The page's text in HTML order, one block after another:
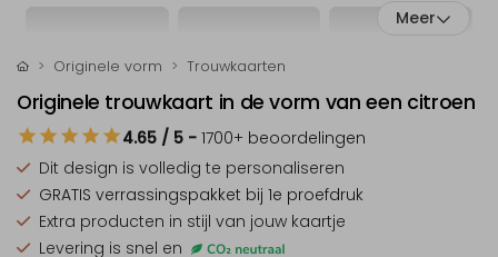
Meer
Originele vorm Trouwkaarten
Originele trouwkaart in de vorm van een citroen
4.65 / 5 - 1700+ beoordelingen
Dit design is volledig te personaliseren
GRATIS verrassingspakket bij 1e proefdruk
Extra producten in stijl van jouw kaartje
Levering is snel en